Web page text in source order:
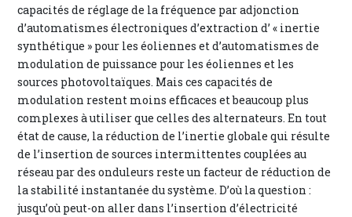
capacités de réglage de la fréquence par adjonction
d’automatismes électroniques d’extraction d’ « inertie
synthétique » pour les éoliennes et d’automatismes de
modulation de puissance pour les éoliennes et les
sources photovoltaïques. Mais ces capacités de
modulation restent moins efficaces et beaucoup plus
complexes à utiliser que celles des alternateurs. En tout
état de cause, la réduction de l’inertie globale qui résulte
de l’insertion de sources intermittentes couplées au
réseau par des onduleurs reste un facteur de réduction de
la stabilité instantanée du système. D’où la question :
jusqu’où peut-on aller dans l’insertion d’électricité